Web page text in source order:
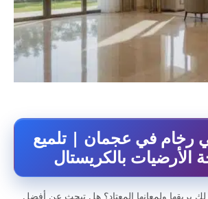
رخام في عجمان | تلميع
الأرضيات بالكريستال
بريقها ولمعانها المعتاد؟ هل تبحث عن أفضل